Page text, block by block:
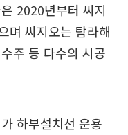
2020년부터 씨지
며 씨지오는 탐라해
주 등 다수의 시공
하부설치선 운용